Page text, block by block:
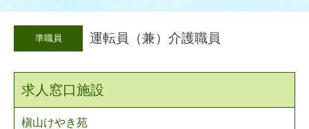
準職員 運転員（兼）介護職員
求人窓口施設
槇山けやき苑